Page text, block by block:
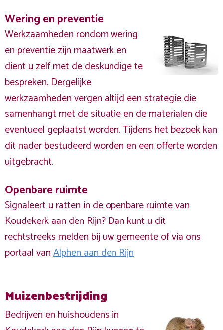
Wering en preventie
Werkzaamheden rondom wering
en preventie zijn maatwerk en
dient u zelf met de deskundige te
bespreken. Dergelijke
werkzaamheden vergen altijd een strategie die
samenhangt met de situatie en de materialen die
eventueel geplaatst worden. Tijdens het bezoek kan
dit nader bestudeerd worden en een offerte worden
uitgebracht.
Openbare ruimte
Signaleert u ratten in de openbare ruimte van
Koudekerk aan den Rijn? Dan kunt u dit
rechtstreeks melden bij uw gemeente of via ons
portaal vanAlphen aan den Rijn
Muizenbestrijding
Bedrijven en huishoudens in